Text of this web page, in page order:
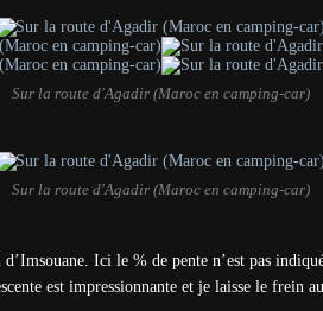
Sur la route d'Agadir (Maroc en camping-car)
Sur la route d'Agadir (Maroc en camping-car)
Ici le % de pente n’est pas
est impressionnante et je laisse le frein